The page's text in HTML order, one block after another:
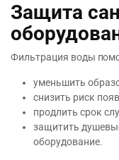
Защита
Фильтрация воды
уменьшить
снизить риск
продлить срок
защитить
оборудование.